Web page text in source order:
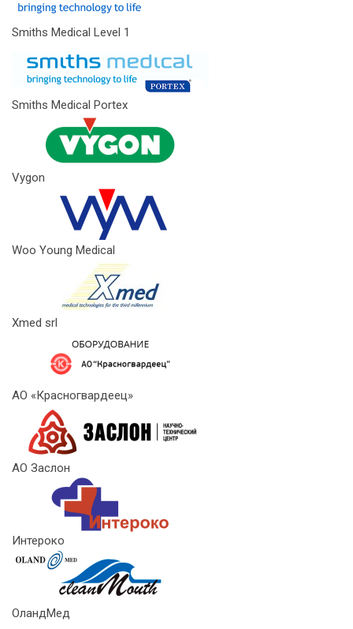
Smiths Medical Level 1
Smiths Medical Portex
Vygon
Woo Young Medical
Xmed srl
АО «Красногвардеец»
АО Заслон
Интероко
ОландМед